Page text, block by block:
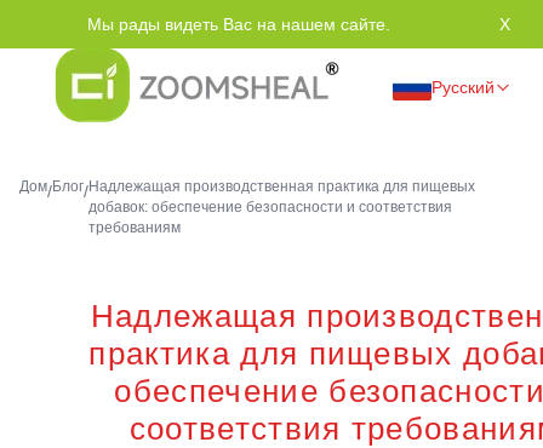
Мы рады видеть Вас на нашем сайте. X
Русский
Дом/Блог/Надлежащая производственная практика для пищевых
добавок: обеспечение безопасности и соответствия
требованиям
Надлежащая
практика для пищевых
обеспечение
соответствия